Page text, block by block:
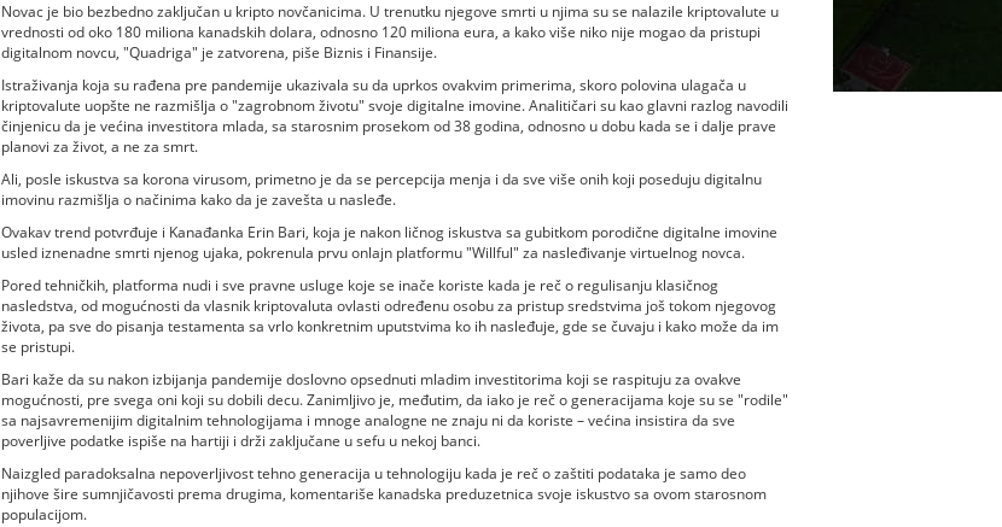
Novac je bio bezbedno zaključan u kripto novčanicima. U trenutku njegove smrti u njima su se nalazile kriptovalute u
vrednosti od oko 180 miliona kanadskih dolara, odnosno 120 miliona eura, a kako više niko nije mogao da pristupi
digitalnom novcu, "Quadriga" je zatvorena, piše Biznis i Finansije.
Istraživanja koja su rađena pre pandemije ukazivala su da uprkos ovakvim primerima, skoro polovina ulagača u
kriptovalute uopšte ne razmišlja o "zagrobnom životu" svoje digitalne imovine. Analitičari su kao glavni razlog navodili
činjenicu da je većina investitora mlada, sa starosnim prosekom od 38 godina, odnosno u dobu kada se i dalje prave
planovi za život, a ne za smrt.
Ali, posle iskustva sa korona virusom, primetno je da se percepcija menja i da sve više onih koji poseduju digitalnu
imovinu razmišlja o načinima kako da je zavešta u nasleđe.
Ovakav trend potvrđuje i Kanađanka Erin Bari, koja je nakon ličnog iskustva sa gubitkom porodične digitalne imovine
usled iznenadne smrti njenog ujaka, pokrenula prvu onlajn platformu "Willful" za nasleđivanje virtuelnog novca.
Pored tehničkih, platforma nudi i sve pravne usluge koje se inače koriste kada je reč o regulisanju klasičnog
nasledstva, od mogućnosti da vlasnik kriptovaluta ovlasti određenu osobu za pristup sredstvima još tokom njegovog
života, pa sve do pisanja testamenta sa vrlo konkretnim uputstvima ko ih nasleđuje, gde se čuvaju i kako može da im
se pristupi.
Bari kaže da su nakon izbijanja pandemije doslovno opsednuti mladim investitorima koji se raspituju za ovakve
mogućnosti, pre svega oni koji su dobili decu. Zanimljivo je, međutim, da iako je reč o generacijama koje su se "rodile"
sa najsavremenijim digitalnim tehnologijama i mnoge analogne ne znaju ni da koriste – većina insistira da sve
poverljive podatke ispiše na hartiji i drži zaključane u sefu u nekoj banci.
Naizgled paradoksalna nepoverljivost tehno generacija u tehnologiju kada je reč o zaštiti podataka je samo deo
njihove šire sumnjičavosti prema drugima, komentariše kanadska preduzetnica svoje iskustvo sa ovom starosnom
populacijom.